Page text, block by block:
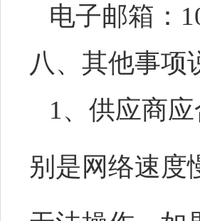
电子邮箱：
八、其他事项
1、供应商
别是网络速度